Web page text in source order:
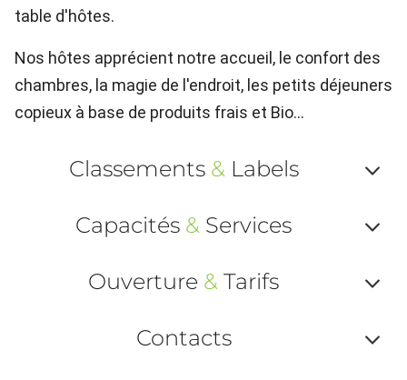
table d'hôtes.
Nos hôtes apprécient notre accueil, le confort des
chambres, la magie de l'endroit, les petits déjeuners
copieux à base de produits frais et Bio...
Classements &Labels
ou
Capacités & Services
ou
Ouverture & Tarifs
ou
Contacts